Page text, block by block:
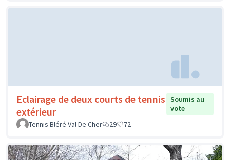
Eclairage de deux courts de tennis
extérieur
Soumis au
vote
Tennis Bléré Val De Cher
29 72